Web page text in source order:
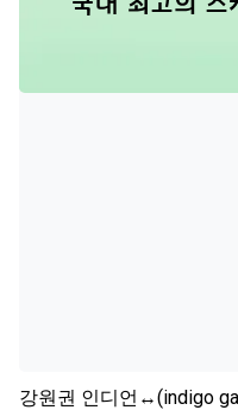
강원권 인디언↔(indigo